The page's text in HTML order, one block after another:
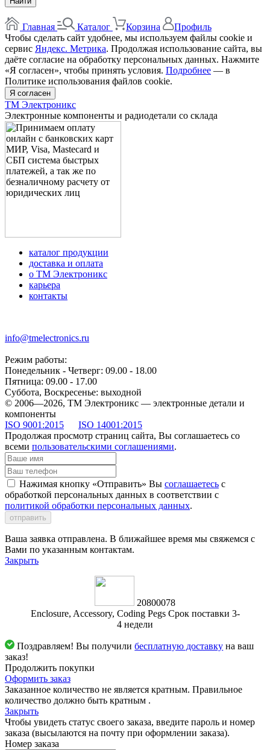
Главная Каталог Корзина
Профиль
Чтобы сделать сайт удобнее, мы используем файлы cookie и
сервис Яндекс. Метрика. Продолжая использование сайта, вы
даёте согласие на обработку персональных данных. Нажмите
«Я согласен», чтобы принять условия. Подробнее — в
Политике использования файлов cookie.
Я согласен
ТМ Электроникс
Электронные компоненты и радиодетали со склада
каталог продукции
доставка и оплата
о ТМ Электроникс
карьера
контакты
info@tmelectronics.ru
Режим работы:
Понедельник - Четверг: 09.00 - 18.00
Пятница: 09.00 - 17.00
Суббота, Воскресенье: выходной
© 2006—2026, ТМ Электроникс — электронные детали и
компоненты
ISO 9001:2015
ISO 14001:2015
Продолжая просмотр страниц сайта, Вы соглашаетесь со
всеми пользовательскими соглашениями.
Нажимая кнопку «Отправить» Вы соглашаетесь с
обработкой персональных данных в соответствии с
политикой обработки персональных данных.
отправить
Ваша заявка отправлена. В ближайшее время мы свяжемся с
Вами по указанным контактам.
Закрыть
20800078
Enclosure, Accessory, Coding Pegs Срок поставки 3-
4 недели
Поздравляем! Вы получилибесплатную доставку на ваш
заказ!
Продолжить покупки
Оформить заказ
Заказанное количество не является кратным. Правильное
количество должно быть кратным .
Закрыть
Чтобы увидеть статус своего заказа, введите пароль и номер
заказа (высылаются на почту при оформлении заказа).
Номер заказа